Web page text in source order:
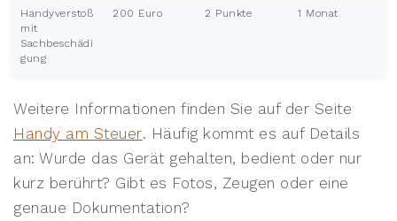
Handyverstoß
mit
Sachbeschädi
gung
200 Euro 2 Punkte 1 Monat
Weitere Informationen finden Sie auf der Seite
Handy am Steuer. Häufig kommt es auf Details
an: Wurde das Gerät gehalten, bedient oder nur
kurz berührt? Gibt es Fotos, Zeugen oder eine
genaue Dokumentation?